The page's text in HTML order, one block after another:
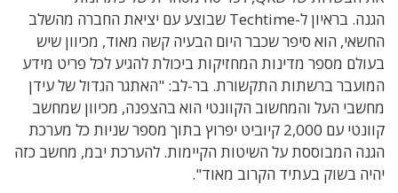
הגנה. בראיון ל-Techtime שבוצע עם יציאת החברה מהשלב
החשאי, הוא סיפר שכבר היום הבעיה קשה מאוד, מכיוון שיש
בעולם מספר מדינות המחזיקות ביכולת להגיע לכל פריט מידע
המועבר ברשתות התקשורת. בר-לב: "האתגר הגדול של עידן
מחשבי העל והמחשוב הקוונטי הוא בהצפנה, מכיוון שמחשב
קוונטי עם 2,000 קיוביט יפרוץ בתוך מספר שניות כל מערכת
הגנה המבוססת על השיטות הקיימות. להערכת יבמ, מחשב כזה
יהיה בשוק בעתיד הקרוב מאוד".